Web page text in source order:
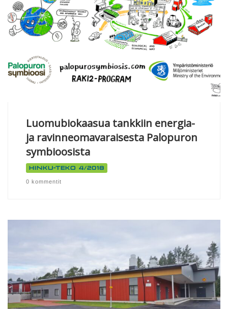
Luomubiokaasua tankkiin energia-
ja ravinneomavaraisesta Palopuron
symbioosista
Hinku-teko 4/2018
0 kommentit